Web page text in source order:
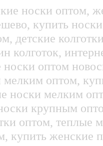
носки оптом,
купить
детские
колготок,
оптом
оптом,
носки мелким
крупным
оптом, теплые
купить женские